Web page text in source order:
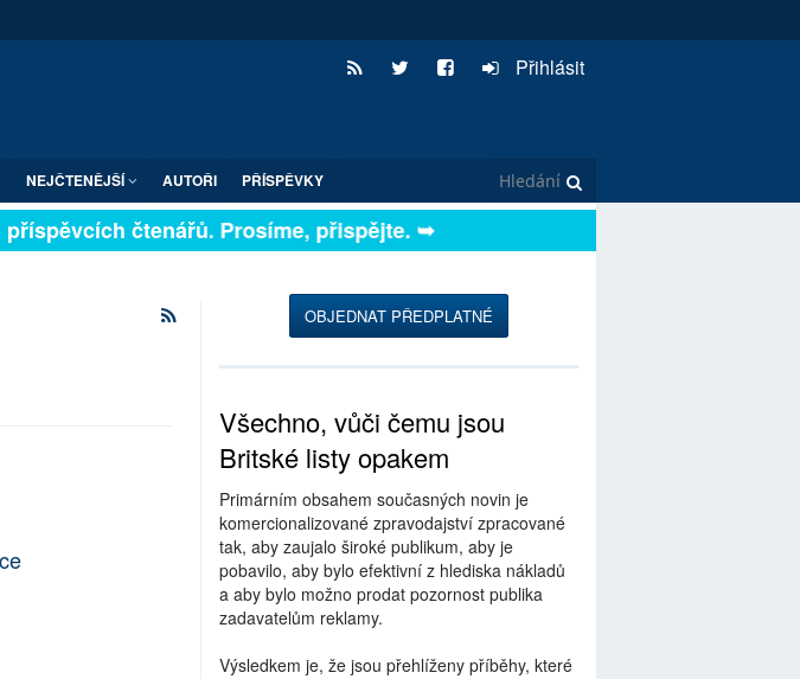
Přihlásit
NEJČTENĚJŠÍ AUTOŘI PŘÍSPĚVKY
čtenářů. Prosíme, přispějte. ➥
OBJEDNAT PŘEDPLATNÉ
Všechno, vůči čemu jsou
Britské listy opakem
Primárním obsahem současných novin je
komercionalizované zpravodajství zpracované
tak, aby zaujalo široké publikum, aby je
pobavilo, aby bylo efektivní z hlediska nákladů
a aby bylo možno prodat pozornost publika
zadavatelům reklamy.
Výsledkem je, že jsou přehlíženy příběhy, které